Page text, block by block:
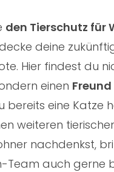
den Tierschutz für
deine
Hier findest du
einen Freund
bereits eine Katze
weiteren
nachdenkst,
Team auch gerne